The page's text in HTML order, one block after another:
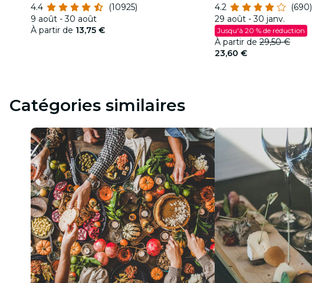
4.4
(10925)
9 août - 30 août
À partir de 13,75 €
4.2
(690)
29 août - 30 janv.
Jusqu'à 20 % de réduction
À partir de 29,50 €
23,60 €
Catégories similaires